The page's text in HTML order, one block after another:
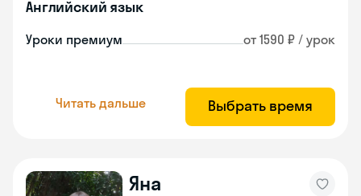
Английский язык
Уроки премиум от 1590 ₽ / урок
Читать дальше Выбрать время
Яна